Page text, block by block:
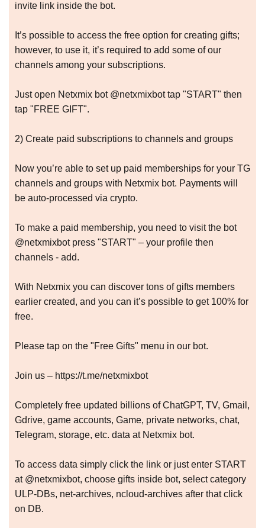
invite link inside the bot.
It’s possible to access the free option for creating gifts;
however, to use it, it’s required to add some of our
channels among your subscriptions.
Just open Netxmix bot @netxmixbot tap "START" then
tap "FREE GIFT".
2) Create paid subscriptions to channels and groups
Now you’re able to set up paid memberships for your TG
channels and groups with Netxmix bot. Payments will
be auto-processed via crypto.
To make a paid membership, you need to visit the bot
@netxmixbot press "START" – your profile then
channels - add.
With Netxmix you can discover tons of gifts members
earlier created, and you can it’s possible to get 100% for
free.
Please tap on the "Free Gifts" menu in our bot.
Join us – https://t.me/netxmixbot
Completely free updated billions of ChatGPT, TV, Gmail,
Gdrive, game accounts, Game, private networks, chat,
Telegram, storage, etc. data at Netxmix bot.
To access data simply click the link or just enter START
at @netxmixbot, choose gifts inside bot, select category
ULP-DBs, net-archives, ncloud-archives after that click
on DB.